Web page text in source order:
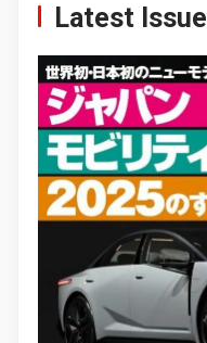
Latest Issue